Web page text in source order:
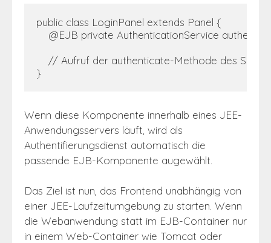
public class LoginPanel extends Panel {
@EJB private AuthenticationService
// Aufruf der authenticate-Methode des
}
Wenn diese Komponente innerhalb eines JEE-
Anwendungsservers läuft, wird als
Authentifierungsdienst automatisch die
passende EJB-Komponente augewählt.
Das Ziel ist nun, das Frontend unabhängig von
einer JEE-Laufzeitumgebung zu starten. Wenn
die Webanwendung statt im EJB-Container nur
in einem Web-Container wie Tomcat oder